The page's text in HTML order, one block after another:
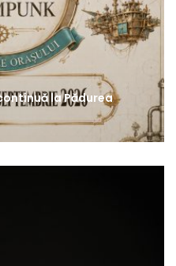
la Pădurea